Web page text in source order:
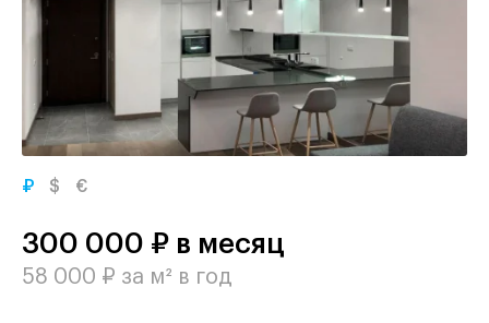
₽ $ €
300 000 ₽ в месяц
58 000 ₽ за м² в год